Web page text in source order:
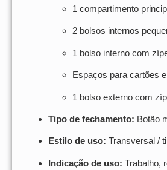
1 compartimento
2 bolsos internos
1 bolso interno com
Espaços para cartões
1 bolso externo com
Tipo de fechamento: Botão
Estilo de uso: Transversal /
Indicação de uso: Trabalho,